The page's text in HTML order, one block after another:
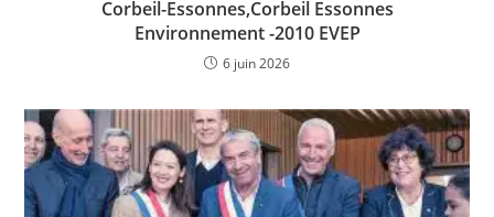
Corbeil-Essonnes,Corbeil Essonnes
Environnement -2010 EVEP
6 juin 2026